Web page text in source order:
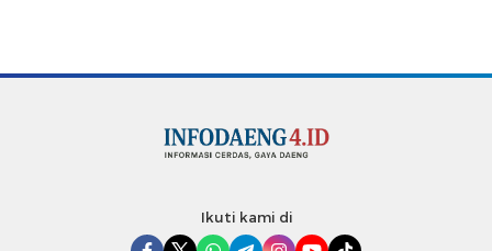
Ikuti kami di